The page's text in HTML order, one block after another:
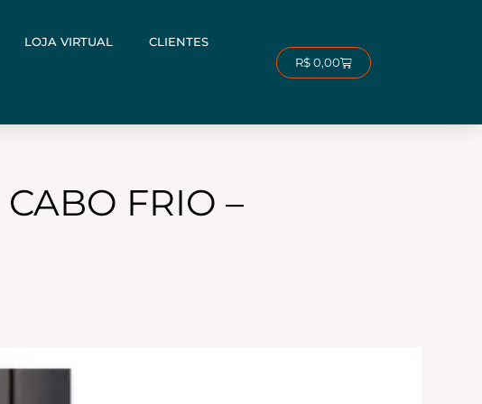
LOJA VIRTUAL CLIENTES
R$0,00Carrinho
FRIO –